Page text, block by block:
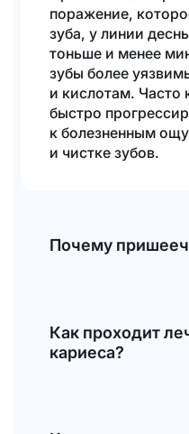
поражение,
зуба, у линии
тоньше и менее
зубы более
и кислотам. Часто
быстро
к болезненным
и чистке зубов.
Почему
и даже пульпу
воспаление и
Как проходит
кариеса?